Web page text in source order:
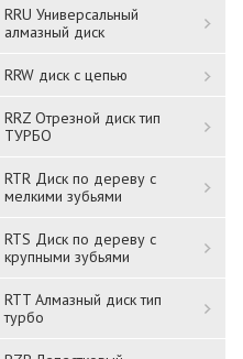
RRU Универсальный
алмазный диск
RRW диск с цепью
RRZ Отрезной диск тип
ТУРБО
RTR Диск по дереву с
мелкими зубьями
RTS Диск по дереву с
крупными зубьями
RTT Алмазный диск тип
турбо